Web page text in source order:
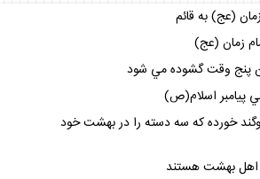
(عج) به قائم
زمان (عج)
پنج وقت گشوده مي شود
پيامبر اسلام(ص)
خورده كه سه دسته را در بهشت خود
اهل بهشت هستند